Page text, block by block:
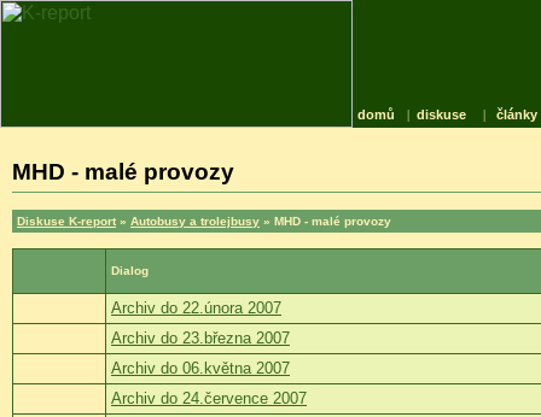
domů | diskuse | články
MHD - malé provozy
Diskuse K-report » Autobusy a trolejbusy » MHD - malé provozy
Dialog
Archiv do 22.února 2007
Archiv do 23.března 2007
Archiv do 06.května 2007
Archiv do 24.července 2007